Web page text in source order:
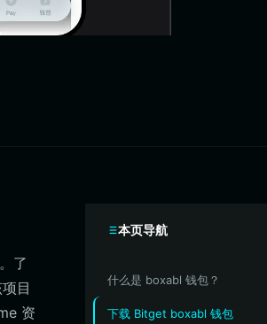
了
目
资
本页导航
什么是 boxabl 钱包？
下载 Bitget boxabl 钱包